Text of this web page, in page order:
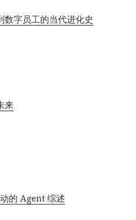
字员工的当代进化史
来
的 Agent 综述